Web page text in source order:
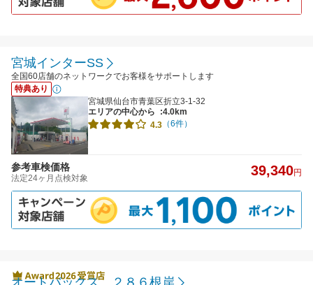
宮城インターSS
全国60店舗のネットワークでお客様をサポートします
特典あり
宮城県仙台市青葉区折立3-1-32
エリアの中心から
:4.0km
4.3 （6件）
参考車検価格
法定24ヶ月点検対象 39,340円